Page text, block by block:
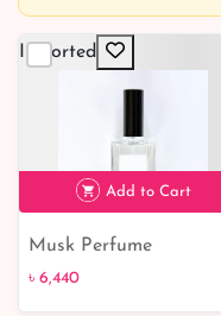
Imported
Add to Cart
Musk Perfume
৳ 6,440